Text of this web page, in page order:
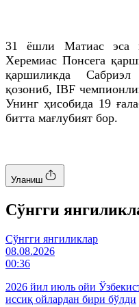
31 ёшли Матиасэса
Херемиас Понсега
қаршиликда Сабриэл
қозониб, IBF
Унинг ҳисобида 19
битта мағлубият бор.
Уланиш
Cўнгги
Cўнгги янгиликлар
08.08.2026
00:36
2026 йил июль ойи
иссиқ ойлардан бири бўлди